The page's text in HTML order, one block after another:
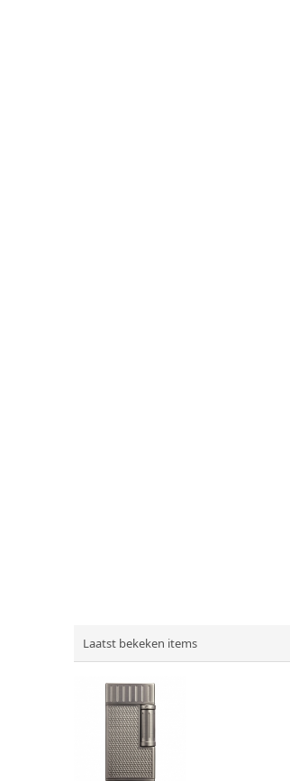
Laatst bekeken items